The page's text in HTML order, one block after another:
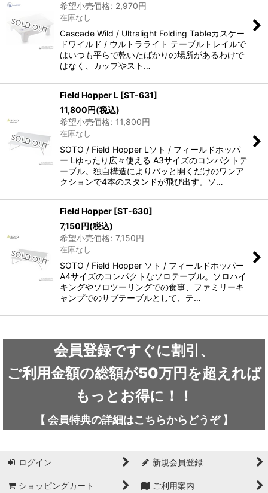
希望小売価格: 2,970円
在庫なし
Cascade Wild / Ultralight Folding Tableカスケー
ドワイルド / ウルトラライト テーブルトレイルで
はいつも平らで乾いたばかりの場所があるわけで
はなく、カップやスト…
Field Hopper L [ST-631]
11,800円(税込)
希望小売価格: 11,800円
在庫なし
SOTO / Field Hopper Lソト / フィールドホッパ
ー Lゆったり広々使える A3サイズのコンパクトテ
ーブル。独自構造によりパッと開くだけのワンア
クションで4本のスタンドが飛び出す。ソ…
Field Hopper [ST-630]
7,150円(税込)
希望小売価格: 7,150円
在庫なし
SOTO / Field Hopper ソト / フィールドホッパー
A4サイズのコンパクトなソロテーブル。ソロハイ
キングやソロツーリングでの食事、ファミリーキ
ャンプでのサブテーブルとして、テ…
会員登録ですぐに割引、
ご利用金額の総額が50万円を超えれば
もっとお得に！！
【 会員特典の詳細はこちらから どうぞ】
ログイン 新規会員登録
ショッピングカート ご利用案内